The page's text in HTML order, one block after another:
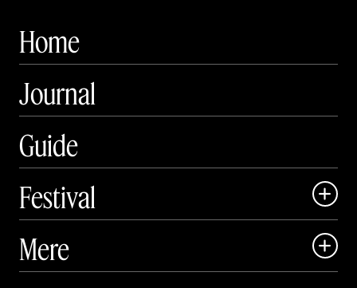
Home
Journal
Guide
Festival

 Art Matter Festival
Mere 